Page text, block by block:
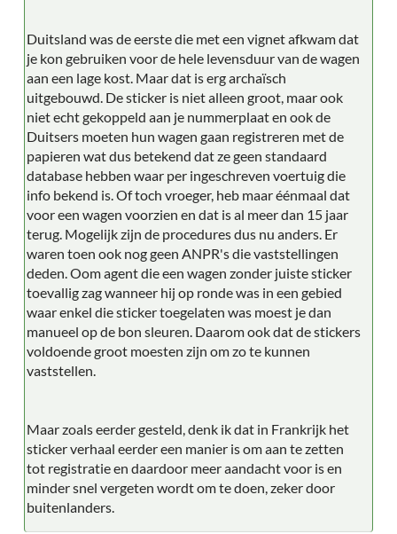
Duitsland was de eerste die met een vignet afkwam dat
je kon gebruiken voor de hele levensduur van de wagen
aan een lage kost. Maar dat is erg archaïsch
uitgebouwd. De sticker is niet alleen groot, maar ook
niet echt gekoppeld aan je nummerplaat en ook de
Duitsers moeten hun wagen gaan registreren met de
papieren wat dus betekend dat ze geen standaard
database hebben waar per ingeschreven voertuig die
info bekend is. Of toch vroeger, heb maar éénmaal dat
voor een wagen voorzien en dat is al meer dan 15 jaar
terug. Mogelijk zijn de procedures dus nu anders. Er
waren toen ook nog geen ANPR's die vaststellingen
deden. Oom agent die een wagen zonder juiste sticker
toevallig zag wanneer hij op ronde was in een gebied
waar enkel die sticker toegelaten was moest je dan
manueel op de bon sleuren. Daarom ook dat de stickers
voldoende groot moesten zijn om zo te kunnen
vaststellen.
Maar zoals eerder gesteld, denk ik dat in Frankrijk het
sticker verhaal eerder een manier is om aan te zetten
tot registratie en daardoor meer aandacht voor is en
minder snel vergeten wordt om te doen, zeker door
buitenlanders.